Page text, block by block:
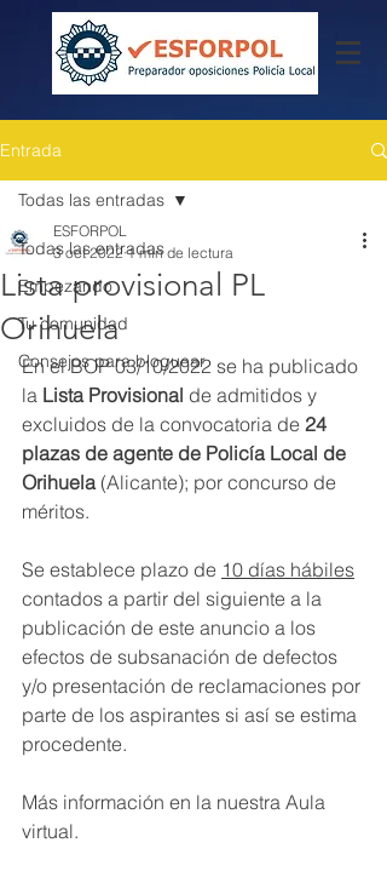
Entrada
Todas las entradas
Empezando
Tu comunidad
Consejos para bloguear
Todas las entradas
Lista provisional PL
Orihuela
ESFORPOL
3 oct 2022 1 min de lectura
En el BOP 03/10/2022 se ha publicado
la Lista Provisional de admitidos y
excluidos de la convocatoria de 24
plazas de agente de Policía Local de
Orihuela (Alicante); por concurso de
méritos.
Se establece plazo de 10 días hábiles
contados a partir del siguiente a la
publicación de este anuncio a los
efectos de subsanación de defectos
y/o presentación de reclamaciones por
parte de los aspirantes si así se estima
procedente.
Más información en la nuestra Aula
virtual.